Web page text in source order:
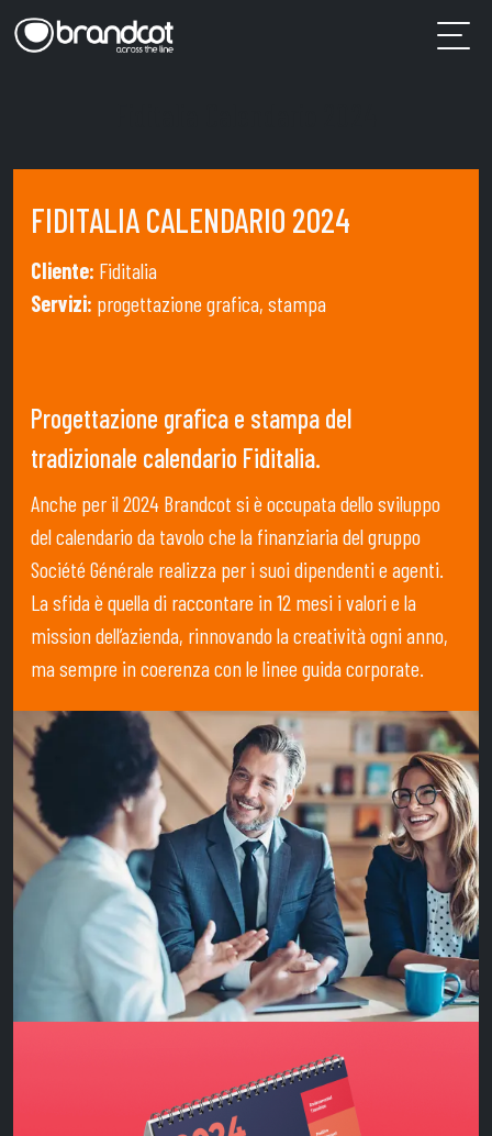
FIDITALIA CALENDARIO 2024
Cliente: Fiditalia
Servizi: progettazione grafica, stampa
Progettazione grafica e stampa del
tradizionale calendario Fiditalia.
Anche per il 2024 Brandcot si è occupata dello sviluppo
del calendario da tavolo che la finanziaria del gruppo
Société Générale realizza per i suoi dipendenti e agenti.
La sfida è quella di raccontare in 12 mesi i valori e la
mission dell’azienda, rinnovando la creatività ogni anno,
ma sempre in coerenza con le linee guida corporate.